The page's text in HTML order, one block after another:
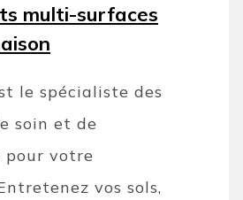
multi-surfaces
le spécialiste des
soin et de
votre
vos sols,